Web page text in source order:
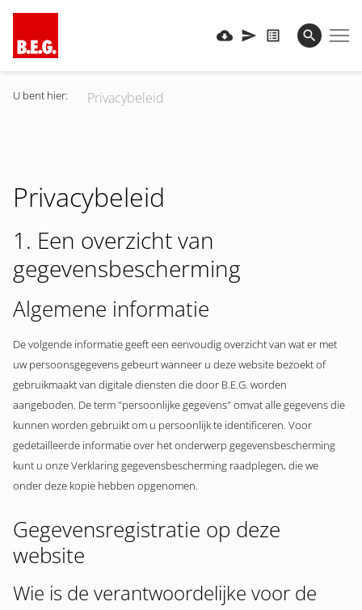
U bent hier: Privacybeleid
Privacybeleid
1. Een overzicht van
gegevensbescherming
Algemene informatie
De volgende informatie geeft een eenvoudig overzicht van wat er met
uw persoonsgegevens gebeurt wanneer u deze website bezoekt of
gebruikmaakt van digitale diensten die door B.E.G. worden
aangeboden. De term "persoonlijke gegevens" omvat alle gegevens die
kunnen worden gebruikt om u persoonlijk te identificeren. Voor
gedetailleerde informatie over het onderwerp gegevensbescherming
kunt u onze Verklaring gegevensbescherming raadplegen, die we
onder deze kopie hebben opgenomen.
Gegevensregistratie op deze
website
Wie is de verantwoordelijke voor de